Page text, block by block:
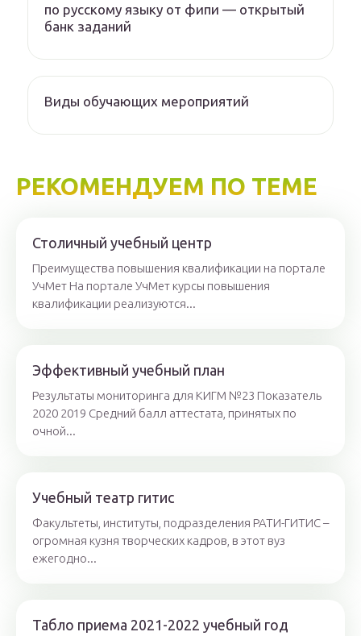
по русскому языку от фипи — открытый
банк заданий
Виды обучающих мероприятий
РЕКОМЕНДУЕМ ПО ТЕМЕ
Столичный учебный центр
Преимущества повышения квалификации на портале
УчМет На портале УчМет курсы повышения
квалификации реализуются...
Эффективный учебный план
Результаты мониторинга для КИГМ №23 Показатель
2020 2019 Средний балл аттестата, принятых по
очной...
Учебный театр гитис
Факультеты, институты, подразделения РАТИ-ГИТИС –
огромная кузня творческих кадров, в этот вуз
ежегодно...
Табло приема 2021-2022 учебный год